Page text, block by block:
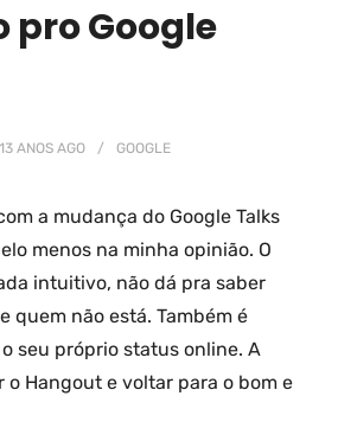
Google
13 ANOS AGO GOOGLE
a mudança do Google Talks
menos na minha opinião. O
intuitivo, não dá pra saber
quem não está. Também é
seu próprio status online. A
o Hangout e voltar para o bom e